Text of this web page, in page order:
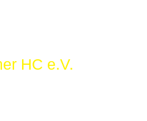
HC e.V.